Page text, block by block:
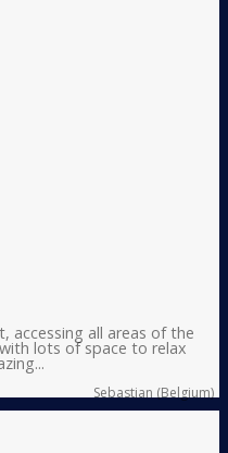
accessing all areas of the
lots of space to relax
Sebastian (Belgium)